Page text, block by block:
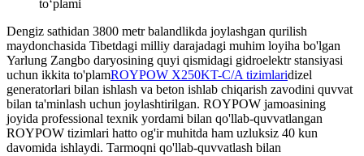
to‘plami
Dengiz sathidan 3800 metr balandlikda joylashgan qurilish
maydonchasida Tibetdagi milliy darajadagi muhim loyiha bo'lgan
Yarlung Zangbo daryosining quyi qismidagi gidroelektr stansiyasi
uchun ikkita to'plamROYPOW X250KT-C/A tizimlaridizel
generatorlari bilan ishlash va beton ishlab chiqarish zavodini quvvat
bilan ta'minlash uchun joylashtirilgan. ROYPOW jamoasining
joyida professional texnik yordami bilan qo'llab-quvvatlangan
ROYPOW tizimlari hatto og'ir muhitda ham uzluksiz 40 kun
davomida ishlaydi. Tarmoqni qo'llab-quvvatlash bilan